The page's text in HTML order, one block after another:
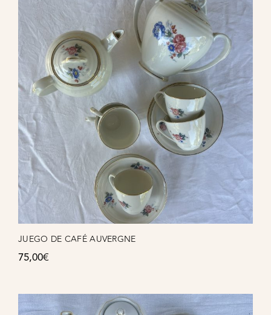
JUEGO DE CAFÉ AUVERGNE
75,00€